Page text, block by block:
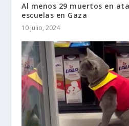
Al menos 29 muertos en
escuelas en Gaza
10 julio, 2024